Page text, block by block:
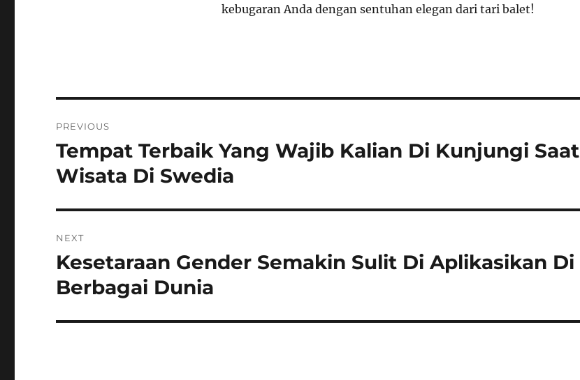
kebugaran Anda dengan sentuhan elegan dari tari balet!
pos
PREVIOUS
Previous
post:
Tempat Terbaik Yang Wajib Kalian Di Kunjungi Saat
Wisata Di Swedia
NEXT
Next
post:
Kesetaraan Gender Semakin Sulit Di Aplikasikan Di
Berbagai Dunia